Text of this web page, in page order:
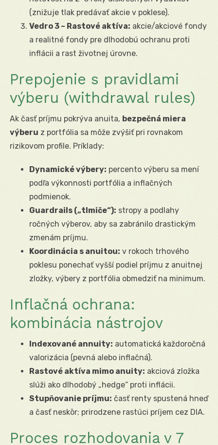
(znižuje tlak predávať akcie v poklese).
Vedro 3 – Rastové aktíva: akcie/akciové fondy
a realitné fondy pre dlhodobú ochranu proti
inflácii a rast životnej úrovne.
Prepojenie s pravidlami
výberu (withdrawal rules)
Ak časť príjmu pokrýva anuita, bezpečná miera
výberu z portfólia sa môže zvýšiť pri rovnakom
rizikovom profile. Príklady:
Dynamické výbery: percento výberu sa mení
podľa výkonnosti portfólia a inflačných
podmienok.
Guardrails („tlmiče“): stropy a podlahy
ročných výberov, aby sa zabránilo drastickým
zmenám príjmu.
Koordinácia s anuitou: v rokoch trhového
poklesu ponechať vyšší podiel príjmu z anuitnej
zložky, výbery z portfólia obmedziť na minimum.
Inflačná ochrana:
kombinácia nástrojov
Indexované annuity: automatická každoročná
valorizácia (pevná alebo inflačná).
Rastové aktíva mimo anuity: akciová zložka
slúži ako dlhodobý „hedge“ proti inflácii.
Stupňovanie príjmu: časť renty spustená hneď
a časť neskōr; prirodzene rastúci príjem cez DIA.
Proces rozhodovania v 7